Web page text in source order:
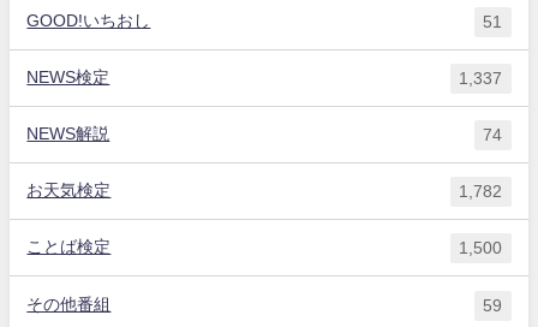
GOOD!いちおし 51
NEWS検定 1,337
NEWS解説 74
お天気検定 1,782
ことば検定 1,500
その他番組 59